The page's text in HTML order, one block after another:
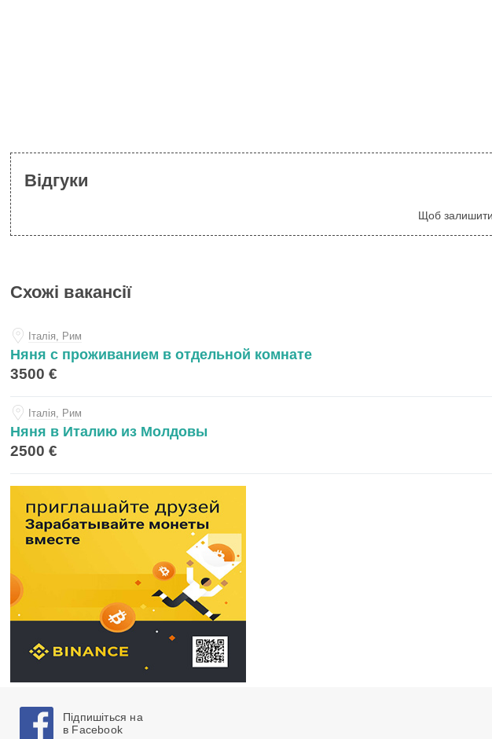
Відгуки
Щоб залишити
Схожі вакансії
Iталiя, Рим
Няня с проживанием в отдельной комнате
3500 €
Iталiя, Рим
Няня в Италию из Молдовы
2500 €
Підпишіться на
в Facebook